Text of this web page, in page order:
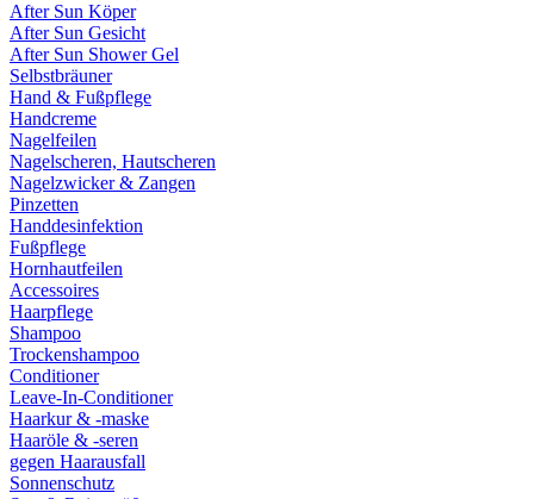
After Sun Köper
After Sun Gesicht
After Sun Shower Gel
Selbstbräuner
Hand & Fußpflege
Handcreme
Nagelfeilen
Nagelscheren, Hautscheren
Nagelzwicker & Zangen
Pinzetten
Handdesinfektion
Fußpflege
Hornhautfeilen
Accessoires
Haarpflege
Shampoo
Trockenshampoo
Conditioner
Leave-In-Conditioner
Haarkur & -maske
Haaröle & -seren
gegen Haarausfall
Sonnenschutz